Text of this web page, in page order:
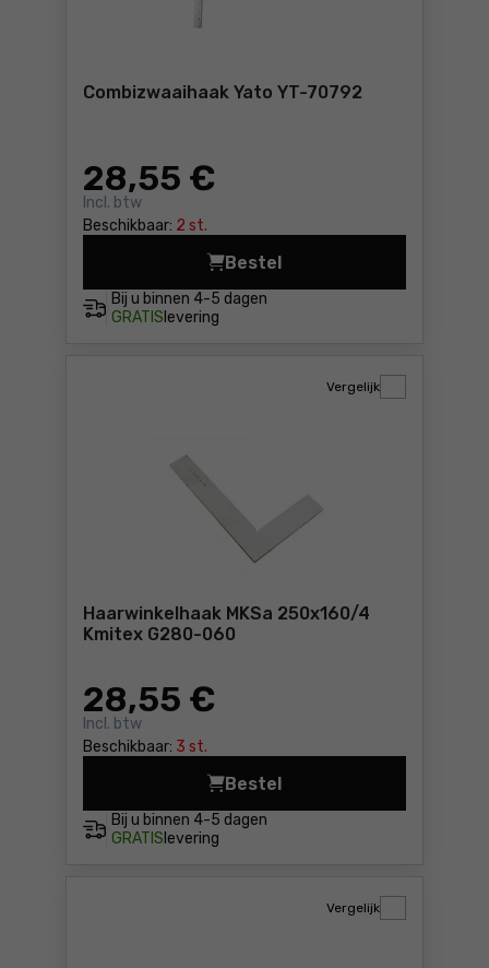
Combizwaaihaak Yato YT-70792
28,55 €
Incl. btw
Beschikbaar: 2 st.
Bij u binnen 4-5 dagen
GRATIS levering
Bestel
Combizwaaihaak Yato YT-
Haarwinkelhaak MKSa 250x160/4
Kmitex G280-060
28,55 €
Incl. btw
Beschikbaar: 3 st.
Vergelijk
Bij u binnen 4-5 dagen
GRATIS levering
Bestel
Haarwinkelhaak MKSa
Vergelijk